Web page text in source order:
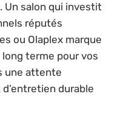
Un salon qui investit
réputés
ou Olaplex marque
long terme pour vos
une attente
durable